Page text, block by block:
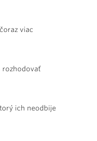
viac
rozhodovať
ich neodbije